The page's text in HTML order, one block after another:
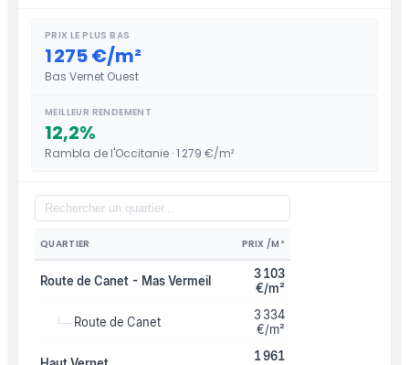
PRIX LE PLUS BAS
1 275 €/m²
Bas Vernet Ouest
MEILLEUR RENDEMENT
12,2%
Rambla de l'Occitanie · 1 279 €/m²
QUARTIER PRIX /M²
Route de Canet - Mas Vermeil
3 103
€/m²
└─ Route de Canet
3 334
€/m²
1 961